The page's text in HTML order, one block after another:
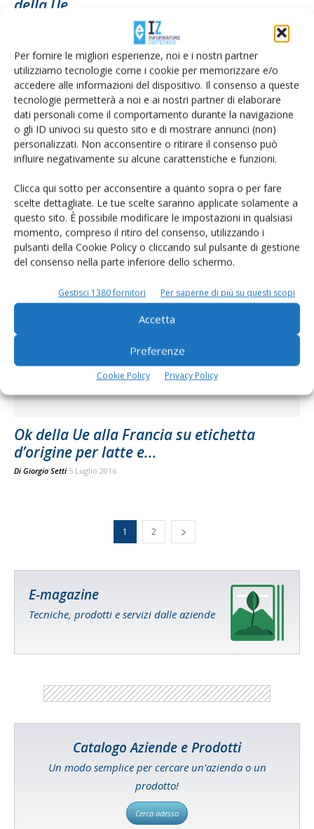
Per fornire le migliori esperienze, noi e i nostri partner
utilizziamo tecnologie come i cookie per memorizzare e/o
accedere alle informazioni del dispositivo. Il consenso a queste
tecnologie permetterà a noi e ai nostri partner di elaborare
dati personali come il comportamento durante la navigazione
o gli ID univoci su questo sito e di mostrare annunci (non)
personalizzati. Non acconsentire o ritirare il consenso può
influire negativamente su alcune caratteristiche e funzioni.
Clicca qui sotto per acconsentire a quanto sopra o per fare
scelte dettagliate. Le tue scelte saranno applicate solamente a
questo sito. È possibile modificare le impostazioni in qualsiasi
momento, compreso il ritiro del consenso, utilizzando i
pulsanti della Cookie Policy o cliccando sul pulsante di gestione
del consenso nella parte inferiore dello schermo.
Gestisci 1380 fornitori Per saperne di più su questi scopi
Accetta
Preferenze
Cookie Policy Privacy Policy
della Ue
9 Novembre 2016
Annuncio della Coldiretti: storico via libera
Ue all’etichetta made in Italy...
DiGiorgio Setti 14 Ottobre 2016
Ok della Ue alla Francia su etichetta
d’origine per latte e...
Di Giorgio Setti 5 Luglio 2016
1 2
E-magazine
Tecniche, prodotti e servizi dalle aziende
Catalogo Aziende e Prodotti
Un modo semplice per cercare un'azienda o un
prodotto!
Cerca adesso